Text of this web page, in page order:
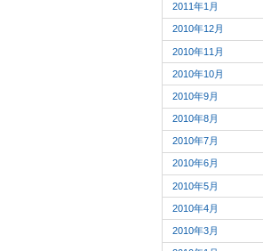
2011年1月
2010年12月
2010年11月
2010年10月
2010年9月
2010年8月
2010年7月
2010年6月
2010年5月
2010年4月
2010年3月